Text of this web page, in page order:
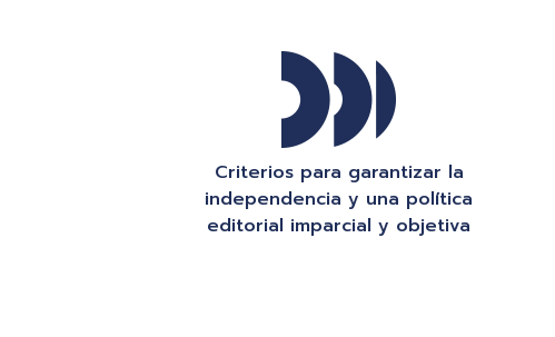
Criterios para garantizar la
independencia y una política
editorial imparcial y objetiva